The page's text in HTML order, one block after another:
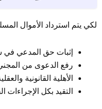
لكي يتم استرداد الأموال
إثبات حق المدعي في
رفع الدعوى من
الأهلية القانونية
التقيد بكل الإجراءات